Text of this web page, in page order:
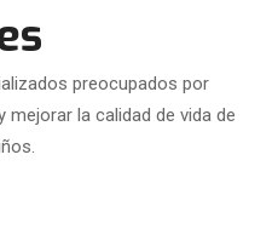
preocupados por
la calidad de vida de